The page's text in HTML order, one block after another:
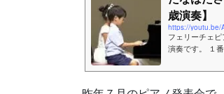
歳演奏】
https://youtu.be/
フェリーチェ
演奏です。 １
o.com